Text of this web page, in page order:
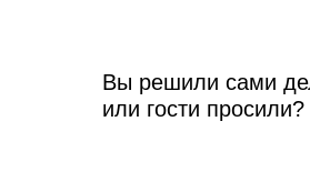
Вы решили сами
или гости просили?